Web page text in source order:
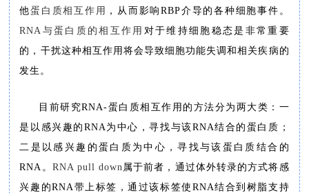
他蛋白质相互作用 ，从而影响RBP介导的各种细胞事件。
RNA与蛋白质的相互作用 对于维持细胞稳态是非常重要
的，干扰这种相互作用将会导致细胞功能失调和相关疾病的
发生。
目前研究RNA-蛋白质相互作用的方法分为两大类：一
是以感兴趣的RNA为中心，寻找与该RNA结合的蛋白质；
二是以感兴趣的蛋白质为中心，寻找与该蛋白质结合的
RNA。 RNA pull down 属于前者，通过体外转录的方式将感
兴趣的RNA带上标签，通过该标签使RNA结合到树脂支持